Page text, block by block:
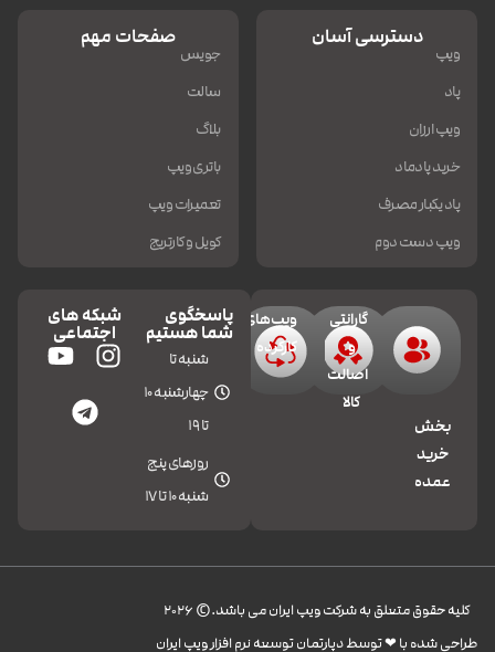
دسترسی آسان
ویپ
پاد
ویپ ارزان
خرید پادماد
پاد یکبار مصرف
ویپ دست دوم
صفحات مهم
جویس
سالت
بلاگ
باتری ویپ
تعمیرات ویپ
کویل و کارتریج
بخش
خرید
عمده
گارانتی
و
اصالت
کالا
ویپ‌های
کارکرده
پاسخگوی
شما هستیم
شنبه تا
چهارشنبه 10
تا 19
روزهای پنج
شنبه 10 تا 17
شبکه های
اجتماعی
کليه حقوق متعلق به شرکت ویپ ایران می باشد.© 2026
طراحی شده با ❤︎ توسط دپارتمان توسعه نرم افزار ویپ ایران